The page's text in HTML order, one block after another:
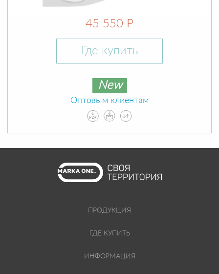
45 550 Р
Где купить
New
Оптовым клиентам
ПРОДУКЦИЯ
ГДЕ КУПИТЬ
ИНФОРМАЦИЯ